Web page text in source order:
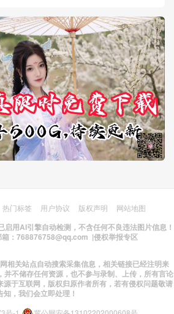
热门标签 用户协议 版权声明
网站地图
启用AI引擎自动检测，不含任何不良违法图片信息！
箱：768876758@qq.com |侵权举报专区
相关站点自动搜索采集信息，相关链接已经注明来
不储存任何资源，也不参与录制、上传，所有言论
于互联网，版权归原作者所有，若有侵权问题敬请
知，我们会立即处理！